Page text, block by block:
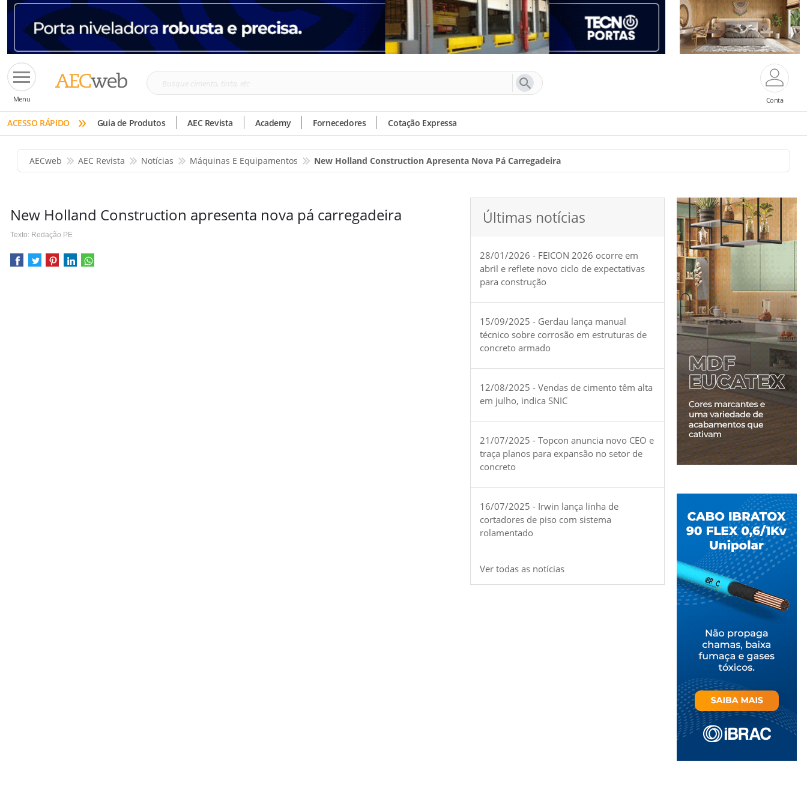
Menu
Busque
tinta,
etc
Conta
ACESSO RÁPIDO » Guia de Produtos AEC Revista Academy Fornecedores Cotação Expressa
AECweb AEC Revista Notícias Máquinas E Equipamentos New Holland Construction Apresenta Nova Pá Carregadeira
New Holland Construction apresenta nova pá carregadeira
Texto: Redação PE
Últimas notícias
28/01/2026 - FEICON 2026 ocorre em
abril e reflete novo ciclo de expectativas
para construção
15/09/2025 - Gerdau lança manual
técnico sobre corrosão em estruturas de
concreto armado
12/08/2025 - Vendas de cimento têm alta
em julho, indica SNIC
21/07/2025 - Topcon anuncia novo CEO e
traça planos para expansão no setor de
concreto
16/07/2025 - Irwin lança linha de
cortadores de piso com sistema
rolamentado
Ver todas as notícias